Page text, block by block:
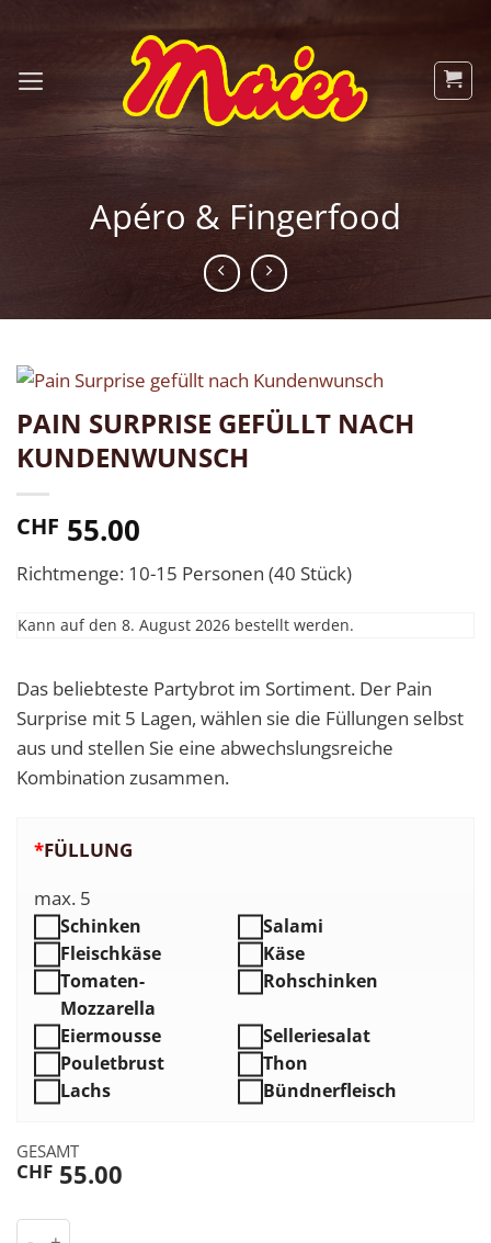
springen
Apéro & Fingerfood
PAIN SURPRISE GEFÜLLT NACH
KUNDENWUNSCH
CHF 55.00
Richtmenge: 10-15 Personen (40 Stück)
Kann auf den 8. August 2026 bestellt werden.
Das beliebteste Partybrot im Sortiment. Der Pain
Surprise mit 5 Lagen, wählen sie die Füllungen selbst
aus und stellen Sie eine abwechslungsreiche
Kombination zusammen.
*FÜLLUNG
max. 5
Schinken
Salami
Fleischkäse
Käse
Tomaten-
Mozzarella
Rohschinken
Eiermousse
Selleriesalat
Pouletbrust
Thon
Lachs
Bündnerfleisch
GESAMT
CHF 55.00